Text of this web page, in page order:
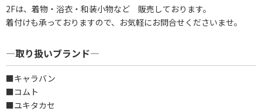
2Fは、着物・浴衣・和装小物など 販売しております。
着付けも承っておりますので、お気軽にお問合せくださいませ。
―取り扱いブランド―
■キャラバン
■コムト
■ユキタカセ